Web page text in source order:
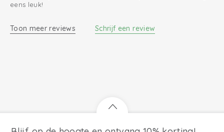
eens leuk!
Toon meer reviews Schrijf een review